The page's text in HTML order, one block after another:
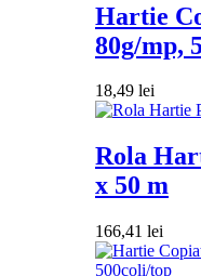
Hartie
80g/mp,
18,49 lei
Rola
x 50 m
166,41 lei